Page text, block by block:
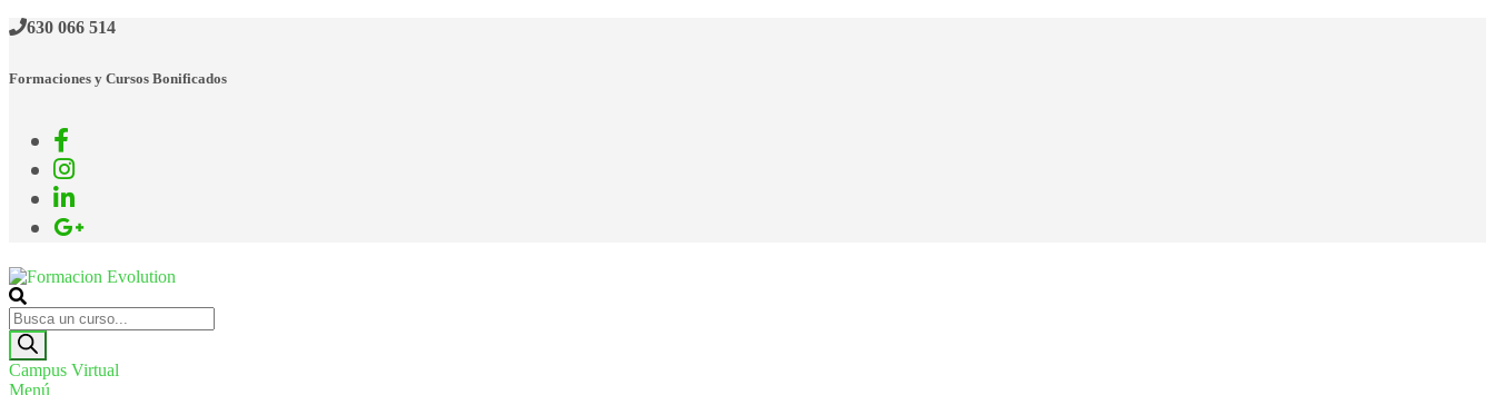
630 066 514
Formaciones y Cursos Bonificados
Formacion Evolution
Cursos de formación continua
Campus Virtual
Menú